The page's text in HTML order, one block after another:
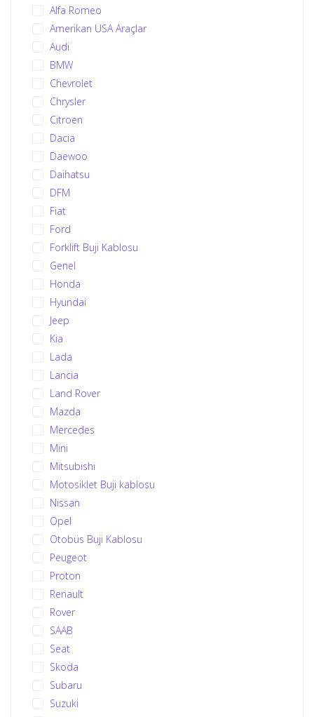
Alfa Romeo
Amerikan USA Araçlar
Audi
BMW
Chevrolet
Chrysler
Citroen
Dacia
Daewoo
Daihatsu
DFM
Fiat
Ford
Forklift Buji Kablosu
Genel
Honda
Hyundai
Jeep
Kia
Lada
Lancia
Land Rover
Mazda
Mercedes
Mini
Mitsubishi
Motosiklet Buji kablosu
Nissan
Opel
Otobüs Buji Kablosu
Peugeot
Proton
Renault
Rover
SAAB
Seat
Skoda
Subaru
Suzuki